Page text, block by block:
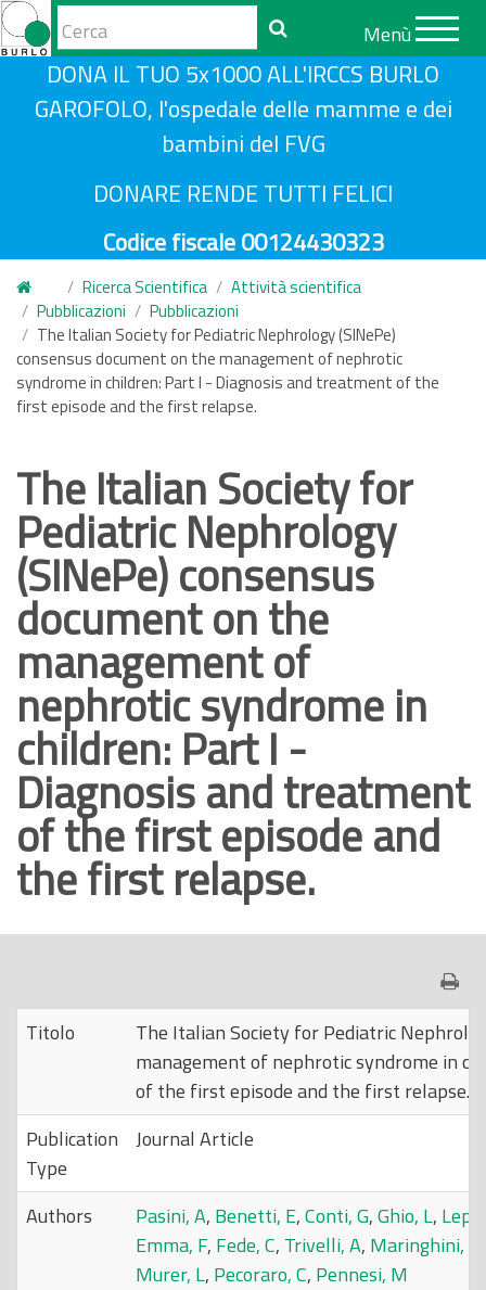
Form
di
ricerca
Cerca
DONA IL TUO 5x1000 ALL'IRCCS BURLO
GAROFOLO, l'ospedale delle mamme e dei
bambini del FVG
DONARE RENDE TUTTI FELICI
Codice fiscale 00124430323
Menù
Ricerca Scientifica
Attività scientifica
Pubblicazioni
Pubblicazioni
The Italian Society for Pediatric Nephrology (SINePe)
consensus document on the management of nephrotic
syndrome in children: Part I - Diagnosis and treatment of the
first episode and the first relapse.
The Italian Society for
Pediatric Nephrology
(SINePe) consensus
document on the
management of
nephrotic syndrome in
children: Part I -
Diagnosis and treatment
of the first episode and
the first relapse.
Titolo
The Italian Society for Pediatric
management of nephrotic syndrome in
of the first episode and the first relapse.
Publication
Type
Journal Article
Authors Pasini, A, Benetti, E,Conti, G,Ghio, L,
Emma, F, Fede, C, Trivelli, A, Maringhini, S
Murer, L, Pecoraro, C, Pennesi, M